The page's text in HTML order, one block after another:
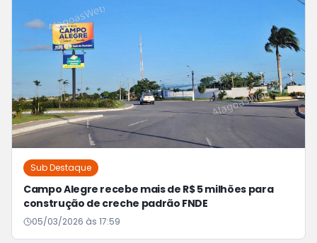
Sub Destaque
Campo Alegre recebe mais de R$ 5 milhões para
construção de creche padrão FNDE
05/03/2026 às 17:59